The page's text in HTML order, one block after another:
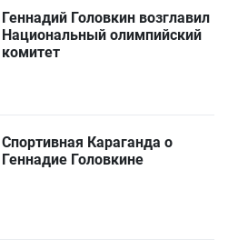
Геннадий Головкин возглавил
Национальный олимпийский
комитет
Спортивная Караганда о
Геннадие Головкине